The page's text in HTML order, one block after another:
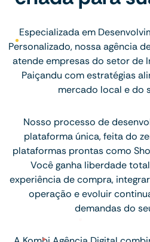
Especializada em
Personalizado, nossa agência
atende empresas do setor de
Paiçandu com estratégias
mercado local e do
Nosso processo de
plataforma única, feita do
plataformas prontas como
Você ganha liberdade
experiência de compra,
operação e evoluir
demandas do